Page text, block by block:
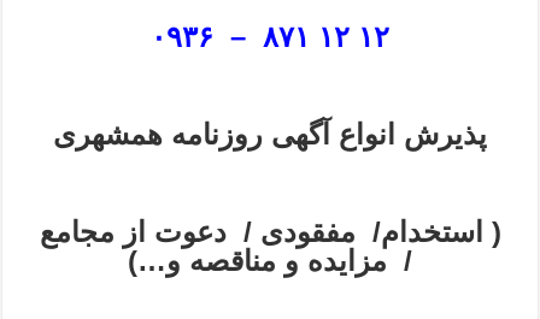
۱۲ ۱۲ ۸۷۱ – ۰۹۳۶
پذیرش انواع آگهی روزنامه همشهری
( استخدام/ مفقودی / دعوت از مجامع
/ مزایده و مناقصه و…)